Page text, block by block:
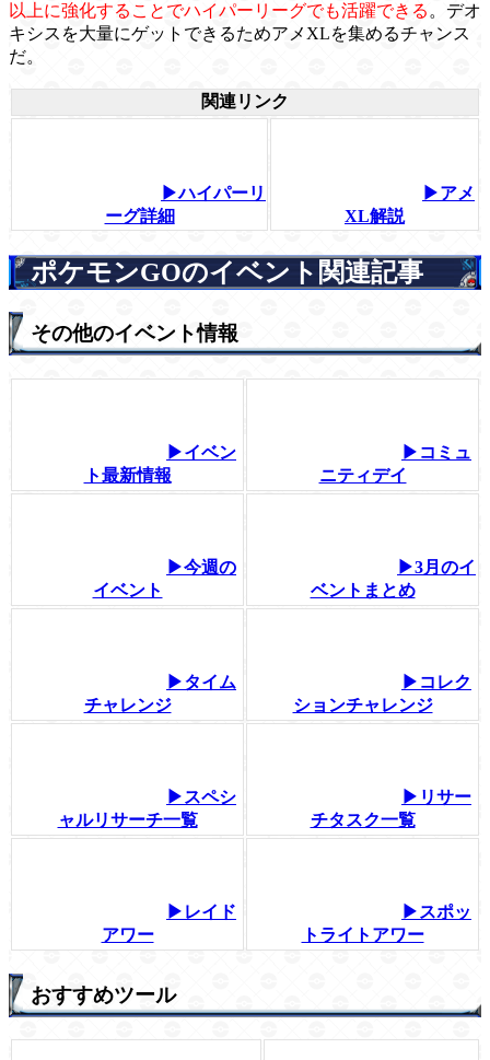
以上に強化することでハイパーリーグでも活躍できる 。デオ
キシスを大量にゲットできるためアメXLを集めるチャンス
だ。
関連リンク
▶ハイパーリ
ーグ詳細
▶アメ
XL解説
ポケモンGOのイベント関連記事
その他のイベント情報
▶イベン
ト最新情報
▶コミュ
ニティデイ
▶今週の
イベント
▶3月のイ
ベントまとめ
▶タイム
チャレンジ
▶コレク
ションチャレンジ
▶スペシ
ャルリサーチ一覧
▶リサー
チタスク一覧
▶レイド
アワー
▶スポッ
トライトアワー
おすすめツール